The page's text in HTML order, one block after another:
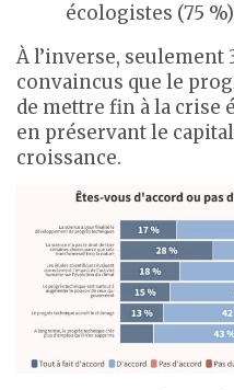
écologistes (75 %)
À l’inverse, seulement
convaincus que le
de mettre fin à la crise
en préservant le
croissance.